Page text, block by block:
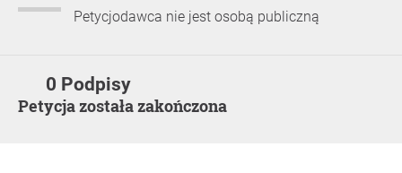
Petycjodawca nie jest osobą publiczną
0 Podpisy
Petycja została zakończona